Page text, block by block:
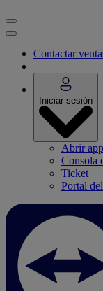
Contactar
Iniciar sesión
Abrir
Consola
Ticket
Portal